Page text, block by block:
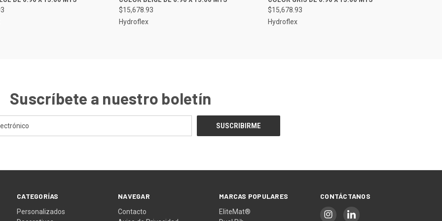
Comparar
$15,678.93
Hydroflex
Comparar
$15,678.93
Hydroflex
Suscríbete a nuestro boletín
CATEGORÍAS
Personalizados
NAVEGAR
Contacto
MARCAS POPULARES
EliteMat®
CONTÁCTANOS